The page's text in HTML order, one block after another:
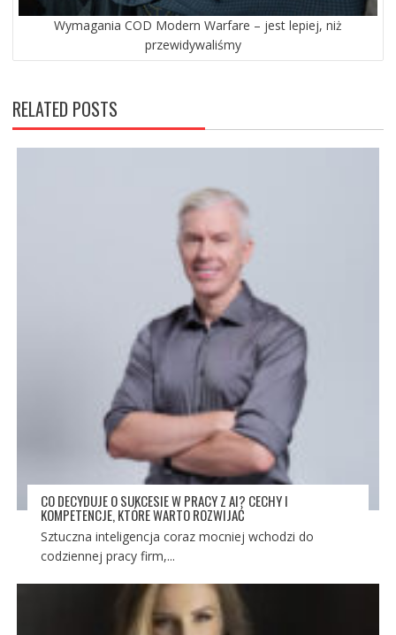
Wymagania COD Modern Warfare – jest lepiej, niż
przewidywaliśmy
RELATED POSTS
CO DECYDUJE O SUKCESIE W PRACY Z AI? CECHY I
KOMPETENCJE, KTÓRE WARTO ROZWIJAĆ
Sztuczna inteligencja coraz mocniej wchodzi do
codziennej pracy firm,...